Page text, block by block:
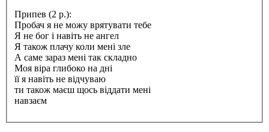
Припев (2 р.):
Пробач я не можу врятувати тебе
Я не бог і навіть не ангел
Я також плачу коли мені зле
А саме зараз мені так складно
Моя віра глибоко на дні
її я навіть не відчуваю
ти також маєш щось віддати мені
навзаєм